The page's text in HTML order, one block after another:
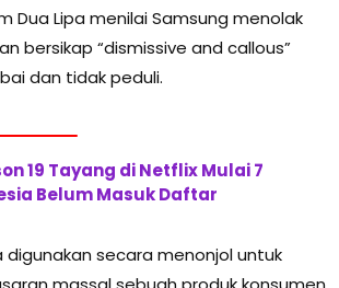
Dua Lipa menilai Samsung menolak
bersikap “dismissive and callous”
dan tidak peduli.
19 Tayang di Netflix Mulai 7
Belum Masuk Daftar
digunakan secara menonjol untuk